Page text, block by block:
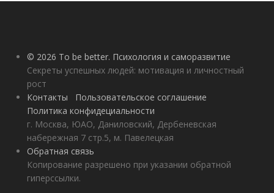
© 2026 To be better. Психология и саморазвитие
Секреты успешных людей: мотивация и личностный
рост
Контакты
Пользовательское соглашение
Политика конфидециальности
г. Москва, ЮАО, Даниловский, Дербеневская
набережная 7 стр.5, м. Павелецкая
Обратная связь
Копирование разрешено при указании обратной
гиперссылки.